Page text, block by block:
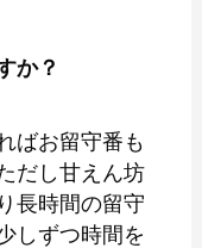
か？
ばお留守番も
だし甘えん坊
長時間の留守
しずつ時間を